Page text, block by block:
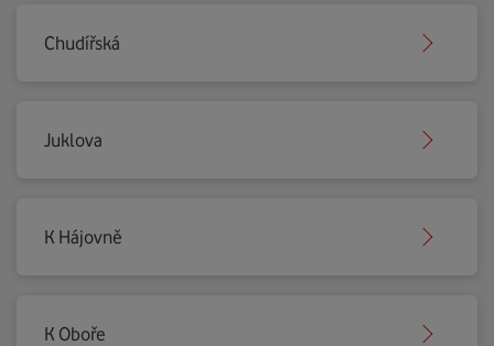
Chudířská
Juklova
K Hájovně
K Oboře